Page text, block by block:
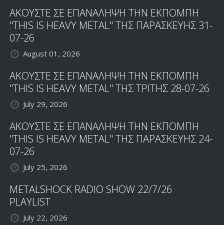
ΑΚΟΥΣΤΕ ΣΕ ΕΠΑΝΑΛΗΨΗ ΤΗΝ ΕΚΠΟΜΠΗ
"THIS IS HEAVY METAL" ΤΗΣ ΠΑΡΑΣΚΕΥΗΣ 31-
07-26
August 01, 2026
ΑΚΟΥΣΤΕ ΣΕ ΕΠΑΝΑΛΗΨΗ ΤΗΝ ΕΚΠΟΜΠΗ
"THIS IS HEAVY METAL" ΤΗΣ ΤΡΙΤΗΣ 28-07-26
July 29, 2026
ΑΚΟΥΣΤΕ ΣΕ ΕΠΑΝΑΛΗΨΗ ΤΗΝ ΕΚΠΟΜΠΗ
"THIS IS HEAVY METAL" ΤΗΣ ΠΑΡΑΣΚΕΥΗΣ 24-
07-26
July 25, 2026
METALSHOCK RADIO SHOW 22/7/26
PLAYLIST
July 22, 2026